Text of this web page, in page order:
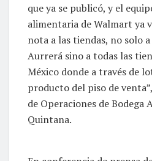
que ya se publicó, y el
alimentaria de Walmart ya
nota a las tiendas, no solo
Aurrerá sino a todas las
México donde a través de
producto del piso de
de Operaciones de Bodega
Quintana.